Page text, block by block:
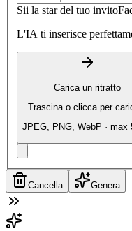
Sii la star del tuo invito
L'IA ti inserisce
Carica un ritratto
Trascina o clicca per
JPEG, PNG, WebP · max
Cancella Genera